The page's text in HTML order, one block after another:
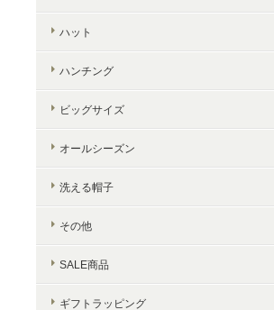
ハット
ハンチング
ビッグサイズ
オールシーズン
洗える帽子
その他
SALE商品
ギフトラッピング